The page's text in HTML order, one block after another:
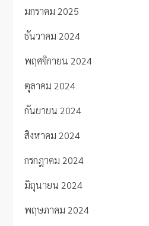
มกราคม 2025
ธันวาคม 2024
พฤศจิกายน 2024
ตุลาคม 2024
กันยายน 2024
สิงหาคม 2024
กรกฎาคม 2024
มิถุนายน 2024
พฤษภาคม 2024